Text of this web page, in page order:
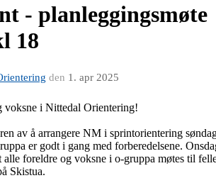
- planleggingsmøte
18
den 1. apr 2025
voksne i Nittedal Orientering!
av å arrangere NM i sprintorientering
er godt i gang med forberedelsene.
foreldre og voksne i o-gruppa møtes til
Skistua.